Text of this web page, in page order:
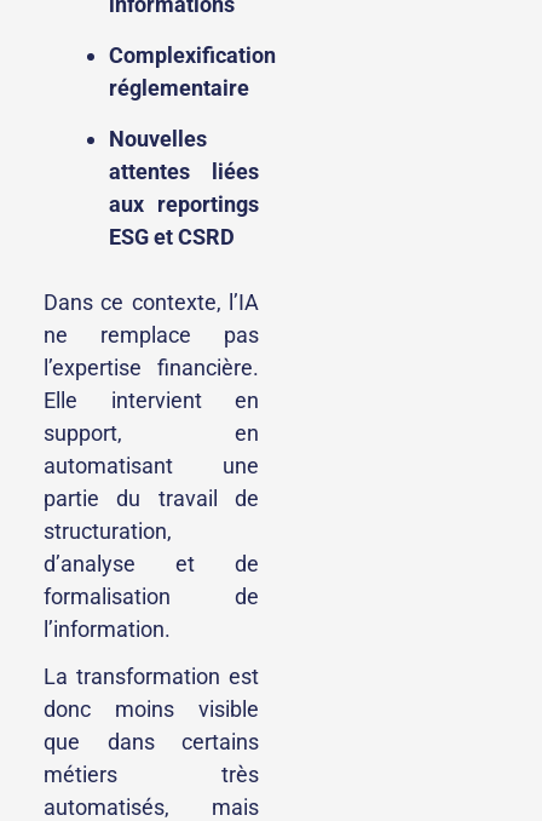
Complexification
réglementaire
Nouvelles
attentes liées
aux reportings
ESG et CSRD
Dans ce contexte, l’IA
ne remplace pas
l’expertise financière.
Elle intervient en
support, en
automatisant une
partie du travail de
structuration,
d’analyse et de
formalisation de
l’information.
La transformation est
donc moins visible
que dans certains
métiers très
automatisés, mais